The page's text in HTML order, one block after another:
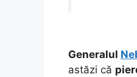
Generalul
astăzi că